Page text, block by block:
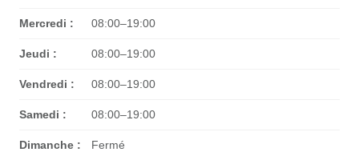
Mercredi : 08:00–19:00
Jeudi : 08:00–19:00
Vendredi : 08:00–19:00
Samedi : 08:00–19:00
Dimanche : Fermé